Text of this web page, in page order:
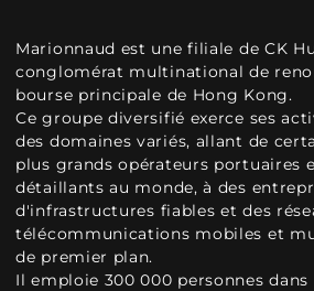
Marionnaud est une filiale de CK
conglomérat multinational de
bourse principale de Hong Kong.
Ce groupe diversifié exerce ses
des domaines variés, allant de
plus grands opérateurs portuaires
détaillants au monde, à des
d'infrastructures fiables et des
télécommunications mobiles et
de premier plan.
Il emploie 300 000 personnes dans